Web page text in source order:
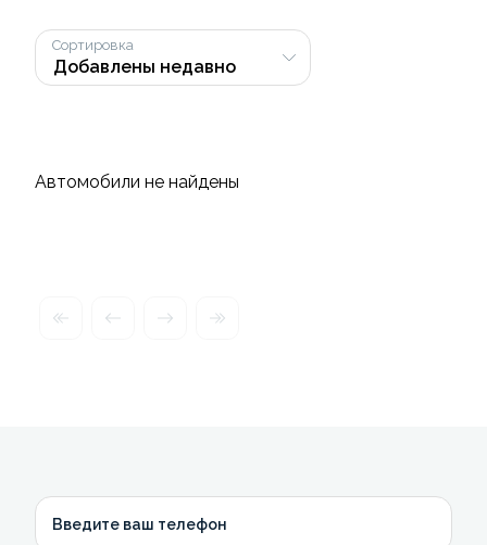
Сортировка
Автомобили не найдены
Введите ваш телефон